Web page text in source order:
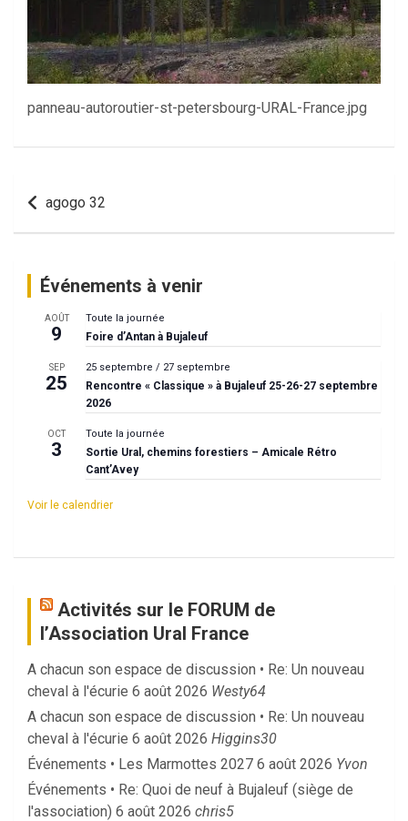
panneau-autoroutier-st-petersbourg-URAL-France.jpg
Navigation
agogo 32
Événements à venir
AOÛT
9
Toute la journée
Foire d’Antan à Bujaleuf
SEP
25
25 septembre / 27 septembre
Rencontre « Classique » à Bujaleuf 25-26-27 septembre
2026
OCT
3
Toute la journée
Sortie Ural, chemins forestiers – Amicale Rétro
Cant’Avey
Voir le calendrier
Activités sur le FORUM de
l’Association Ural France
A chacun son espace de discussion • Re: Un nouveau
cheval à l'écurie 6 août 2026 Westy64
A chacun son espace de discussion • Re: Un nouveau
cheval à l'écurie 6 août 2026 Higgins30
Événements • Les Marmottes 2027 6 août 2026 Yvon
Événements • Re: Quoi de neuf à Bujaleuf (siège de
l'association) 6 août 2026 chris5